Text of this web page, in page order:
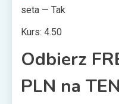
seta — Tak
Kurs: 4.50
Odbierz
PLN na